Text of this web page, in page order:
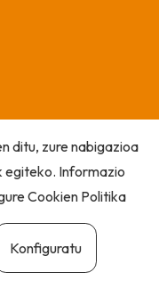
ditu, zure nabigazioa
egiteko. Informazio
Cookien Politika
Konfiguratu